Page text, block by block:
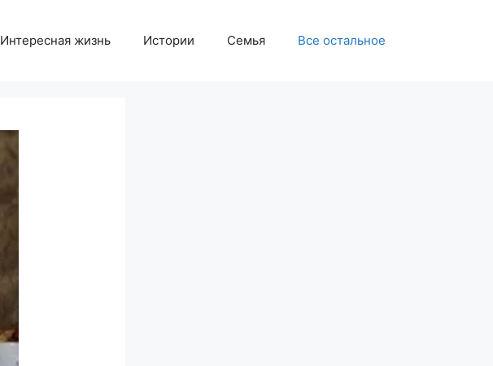
Интересная жизнь Истории Семья Все остальное